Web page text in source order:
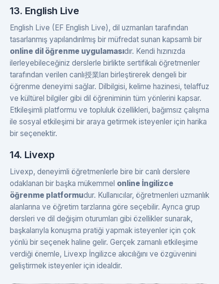
13. English Live
English Live (EF English Live), dil uzmanları tarafından
tasarlanmış yapılandırılmış bir müfredat sunan kapsamlı bir
online dil öğrenme uygulamasıdır. Kendi hızınızda
ilerleyebileceğiniz derslerle birlikte sertifikalı öğretmenler
tarafından verilen canlı授業ları birleştirerek dengeli bir
öğrenme deneyimi sağlar. Dilbilgisi, kelime hazinesi, telaffuz
ve kültürel bilgiler gibi dil öğreniminin tüm yönlerini kapsar.
Etkileşimli platformu ve topluluk özellikleri, bağımsız çalışma
ile sosyal etkileşimi bir araya getirmek isteyenler için harika
bir seçenektir.
14. Livexp
Livexp, deneyimli öğretmenlerle bire bir canlı derslere
odaklanan bir başka mükemmel online İngilizce
öğrenme platformudur. Kullanıcılar, öğretmenleri uzmanlık
alanlarına ve öğretim tarzlarına göre seçebilir. Ayrıca grup
dersleri ve dil değişim oturumları gibi özellikler sunarak,
başkalarıyla konuşma pratiği yapmak isteyenler için çok
yönlü bir seçenek haline gelir. Gerçek zamanlı etkileşime
verdiği önemle, Livexp İngilizce akıcılığını ve özgüvenini
geliştirmek isteyenler için idealdir.